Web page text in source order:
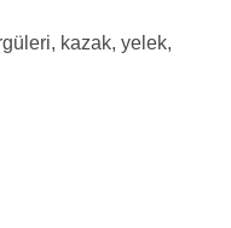
kazak, yelek,